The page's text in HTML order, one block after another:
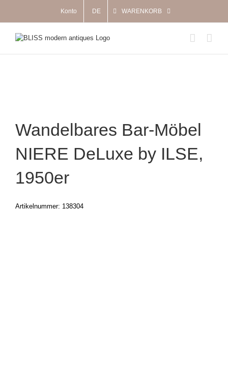
springen
Konto DE WARENKORB
Wandelbares Bar-Möbel
NIERE DeLuxe by ILSE,
1950er
Artikelnummer: 138304